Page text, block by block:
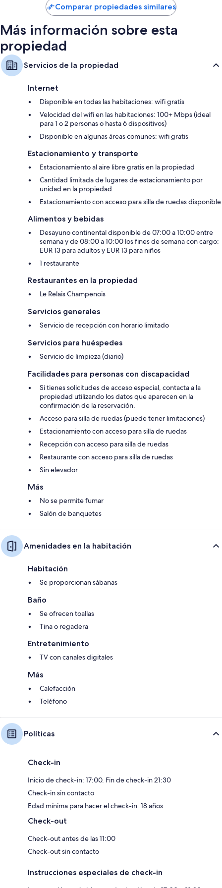
de
$80
Comparar propiedades similares
Más información sobre esta
propiedad
Servicios de la propiedad
Internet
Disponible en todas las habitaciones: wifi gratis
Velocidad del wifi en las habitaciones: 100+ Mbps (ideal
para 1 o 2 personas o hasta 6 dispositivos)
Disponible en algunas áreas comunes: wifi gratis
Estacionamiento y transporte
Estacionamiento al aire libre gratis en la propiedad
Cantidad limitada de lugares de estacionamiento por
unidad en la propiedad
Estacionamiento con acceso para silla de ruedas disponible
Alimentos y bebidas
Desayuno continental disponible de 07:00 a 10:00 entre
semana y de 08:00 a 10:00 los fines de semana con cargo:
EUR 13 para adultos y EUR 13 para niños
1 restaurante
Restaurantes en la propiedad
Le Relais Champenois
Servicios generales
Servicio de recepción con horario limitado
Servicios para huéspedes
Servicio de limpieza (diario)
Facilidades para personas con discapacidad
Si tienes solicitudes de acceso especial, contacta a la
propiedad utilizando los datos que aparecen en la
confirmación de la reservación.
Acceso para silla de ruedas (puede tener limitaciones)
Estacionamiento con acceso para silla de ruedas
Recepción con acceso para silla de ruedas
Restaurante con acceso para silla de ruedas
Sin elevador
Más
No se permite fumar
Salón de banquetes
Amenidades en la habitación
Habitación
Se proporcionan sábanas
Baño
Se ofrecen toallas
Tina o regadera
Entretenimiento
TV con canales digitales
Más
Calefacción
Teléfono
Políticas
Check-in
Inicio de check-in: 17:00. Fin de check-in 21:30
Check-in sin contacto
Edad mínima para hacer el check-in: 18 años
Check-out
Check-out antes de las 11:00
Check-out sin contacto
Instrucciones especiales de check-in